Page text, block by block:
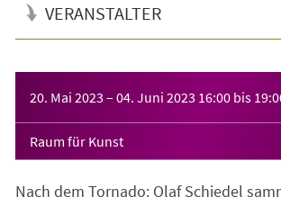
VERANSTALTER
20. Mai 2023 – 04. Juni 2023 16:00 bis
Raum für Kunst
Nach dem Tornado: Olaf Schiedel